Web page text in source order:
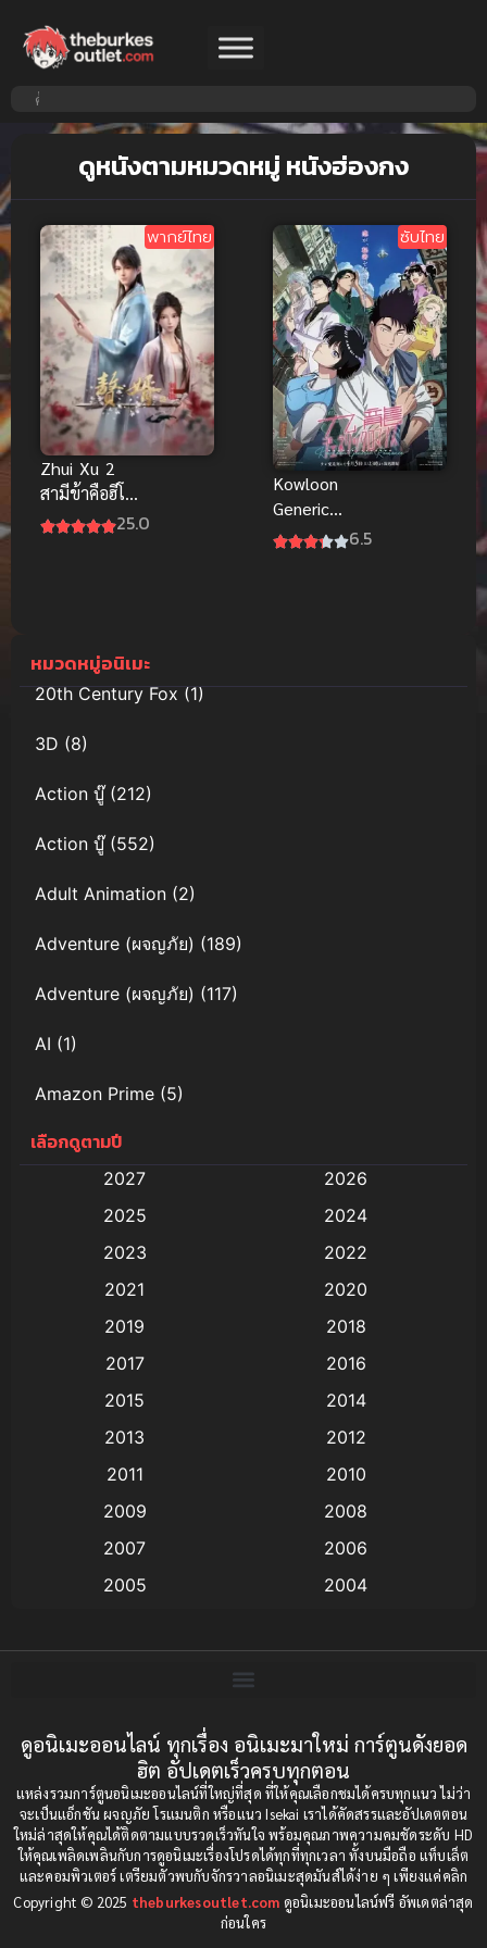
ดูหนังตามหมวดหมู่ หนังฮ่องกง
พากย์ไทย
Zhui Xu 2
สามีข้าคือฮีโร่
ภาค 2 ซับไทย
25.0
ซับไทย
Kowloon
Generic
Romance เกา
6.5
หมวดหมู่อนิเมะ
20th Century Fox(1)
3D (8)
Action บู๊(212)
Action บู๊(552)
Adult Animation (2)
Adventure (ผจญภัย) (189)
Adventure (ผจญภัย) (117)
AI (1)
Amazon Prime (5)
Anal (ประตูหลัง)
Animation การ์ตูน
Animation อนิเมะ
Animation แอนิเมชัน
(9)
Big tits (นมใหญ่)
Bitch (ผู้หญิงร่าน)
Bondage (ทาส)(1)
boys love(1)
Censored (เซ็นเซอร์) (19)
Comedy (ตลก) (234)
เลือกดูตามปี
2027
2026
2025
2024
2023
2022
2021
2020
2019
2018
2017
2016
2015
2014
2013
2012
2011
2010
2009
2008
2007
2006
2005
2004
2001
2000
1997
1996
1993
1992
1991
1990
1989
1988
1987
1985
ดูอนิเมะออนไลน์ ทุกเรื่อง อนิเมะมาใหม่ การ์ตูนดังยอด
ฮิต อัปเดตเร็วครบทุกตอน
แหล่งรวมการ์ตูนอนิเมะออนไลน์ที่ใหญ่ที่สุด ที่ให้คุณเลือกชมได้ครบทุกแนว ไม่ว่า
จะเป็นแอ็กชัน ผจญภัย โรแมนติก หรือแนว Isekai เราได้คัดสรรและอัปเดตตอน
ใหม่ล่าสุดให้คุณได้ติดตามแบบรวดเร็วทันใจ พร้อมคุณภาพความคมชัดระดับ HD
ให้คุณเพลิดเพลินกับการดูอนิเมะเรื่องโปรดได้ทุกที่ทุกเวลา ทั้งบนมือถือ แท็บเล็ต
และคอมพิวเตอร์ เตรียมตัวพบกับจักรวาลอนิเมะสุดมันส์ได้ง่าย ๆ เพียงแค่คลิก
Copyright © 2025 theburkesoutlet.com ดูอนิเมะออนไลน์ฟรี อัพเดตล่าสุด
ก่อนใคร